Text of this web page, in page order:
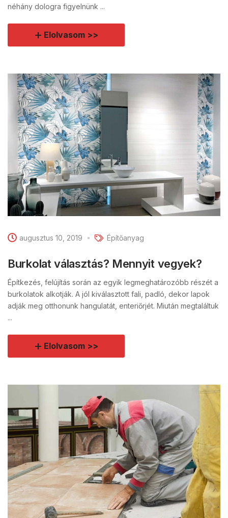
néhány dologra figyelnünk ...
Elolvasom >>
augusztus 10, 2019 Építőanyag
Burkolat választás? Mennyit vegyek?
Építkezés, felújítás során az egyik legmeghatározóbb részét a
burkolatok alkotják. A jól kiválasztott fali, padló, dekor lapok
adják meg otthonunk hangulatát, enteriőrjét. Miután megtaláltuk
...
Elolvasom >>